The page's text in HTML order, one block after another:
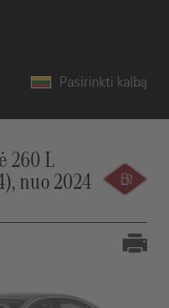
Pasirinkti kalbą
260 L
nuo 2024